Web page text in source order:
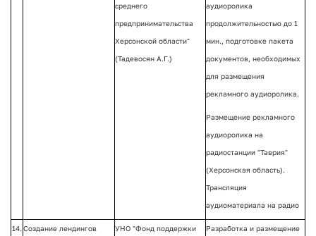
среднего
предпринимательства
Херсонской области"
(Тадевосян А.Г.)
аудиоролика
продолжительностью до 1
мин., подготовке пакета
документов, необходимых
для размещения
рекламного аудиоролика.
Размещение рекламного
аудиоролика на
радиостанции "Таврия"
(Херсонская область).
Трансляция
аудиоматериала на радио
14. Создание лендингов УНО "Фонд поддержки Разработка и размещение